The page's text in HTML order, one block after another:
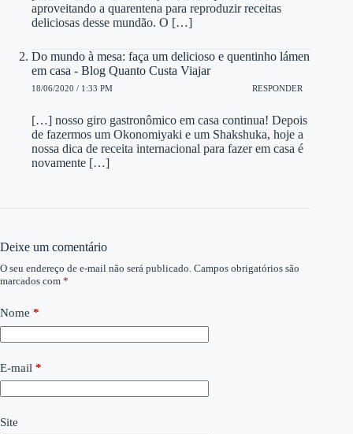
aproveitando a quarentena para reproduzir receitas
deliciosas desse mundão. O […]
Do mundo à mesa: faça um delicioso e quentinho lámen
em casa - Blog Quanto Custa Viajar
18/06/2020 / 1:33 PM RESPONDER
[…] nosso giro gastronômico em casa continua! Depois
de fazermos um Okonomiyaki e um Shakshuka, hoje a
nossa dica de receita internacional para fazer em casa é
novamente […]
Deixe um comentário
O seu endereço de e-mail não será publicado. Campos obrigatórios são
marcados com *
Nome *
E-mail *
Site